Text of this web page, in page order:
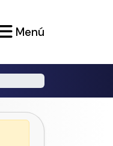
Menú